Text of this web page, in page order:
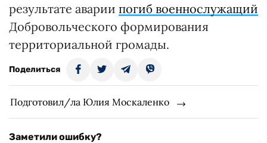
результате аварии погиб военнослужащий
Добровольческого формирования
территориальной громады.
Поделиться
Подготовил/ла Юлия Москаленко
Заметили ошибку?